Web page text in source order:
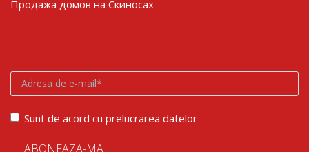
Продажа домов на Скиносах
Sunt de acord cu prelucrarea datelor